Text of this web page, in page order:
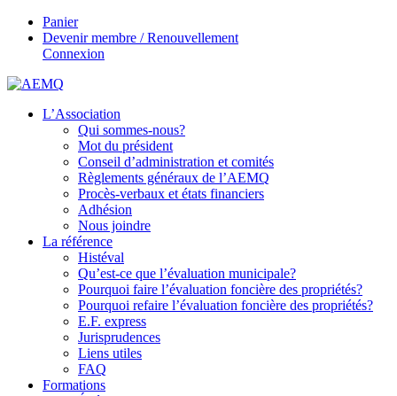
Panier
Devenir membre / Renouvellement
Connexion
L’Association
Qui sommes-nous?
Mot du président
Conseil d’administration et comités
Règlements généraux de l’AEMQ
Procès-verbaux et états financiers
Adhésion
Nous joindre
La référence
Histéval
Qu’est-ce que l’évaluation municipale?
Pourquoi faire l’évaluation foncière des propriétés?
Pourquoi refaire l’évaluation foncière des propriétés?
E.F. express
Jurisprudences
Liens utiles
FAQ
Formations